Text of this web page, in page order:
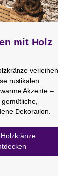
mit Holz
verleihen
rustikalen
Akzente –
Dekoration.